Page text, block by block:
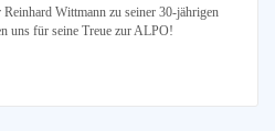
Wittmann zu seiner 30-jährigen
uns für seine Treue zur ALPO!